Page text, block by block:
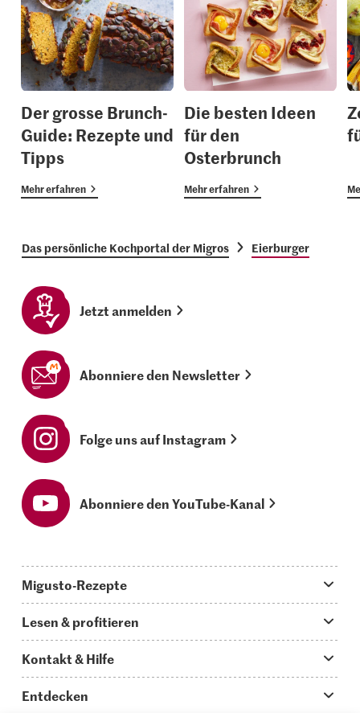
Der grosse Brunch-
Guide: Rezepte und
Tipps
Mehr erfahren
Die besten Ideen
für den
Osterbrunch
Mehr erfahren
Das persönliche Kochportal der Migros Eierburger
Jetzt anmelden
Abonniere den Newsletter
Folge uns auf Instagram
Abonniere den YouTube-Kanal
Migusto-Rezepte
Was koche ich heute?
Hauptgerichte
Lesen & profitieren
Storys
Kontakt & Hilfe
Entdecken